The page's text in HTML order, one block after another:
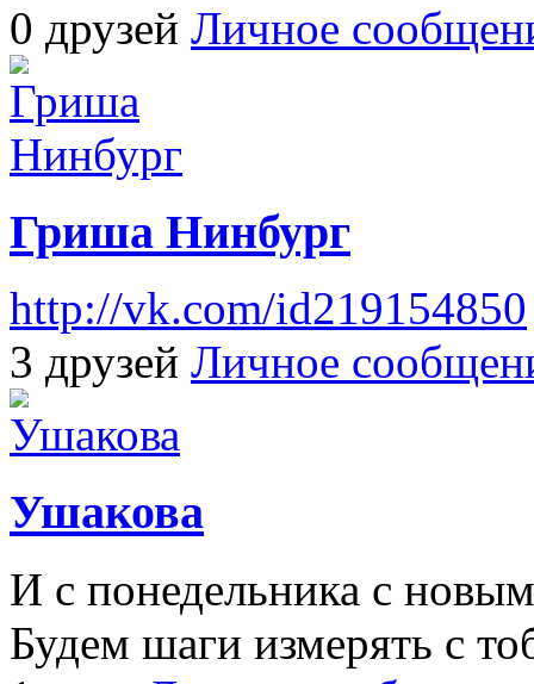
0 друзей Личное
Гриша Нинбург
http://vk.com/id219154850
3 друзей Личное
Ушакова
И с понедельника с
Будем шаги измерять с